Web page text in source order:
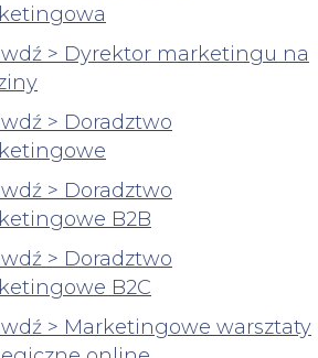
> Dyrektor marketingu na
> Doradztwo
> Doradztwo
B2B
> Doradztwo
B2C
> Marketingowe warsztaty